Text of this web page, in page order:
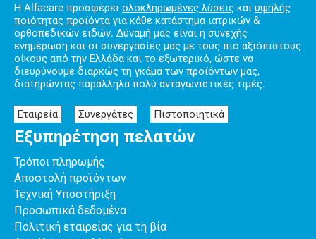
Η Alfacare προσφέρει ολοκληρωμένες λύσεις και υψηλής
ποιότητας προϊόντα για κάθε κατάστημα ιατρικών &
ορθοπεδικών ειδών. Δύναμή μας είναι η συνεχής
ενημέρωση και οι συνεργασίες μας με τους πιο αξιόπιστους
οίκους από την Ελλάδα και το εξωτερικό, ώστε να
διευρύνουμε διαρκώς τη γκάμα των προϊόντων μας,
διατηρώντας παράλληλα πολύ ανταγωνιστικές τιμές.
Εταιρεία Συνεργάτες Πιστοποιητικά
Εξυπηρέτηση πελατών
Τρόποι πληρωμής
Αποστολή προϊόντων
Τεχνική Υποστήριξη
Προσωπικά δεδομένα
Πολιτική εταιρείας για τη βία